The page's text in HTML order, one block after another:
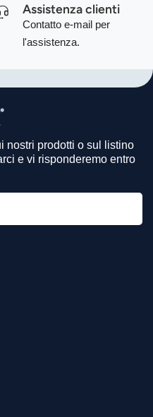
Assistenza clienti
Contatto e-mail per
l'assistenza.
nostri prodotti o sul listino
e vi risponderemo entro